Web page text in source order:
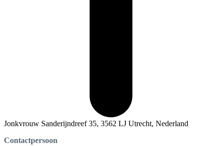
Jonkvrouw Sanderijndreef 35, 3562 LJ Utrecht, Nederland
Contactpersoon